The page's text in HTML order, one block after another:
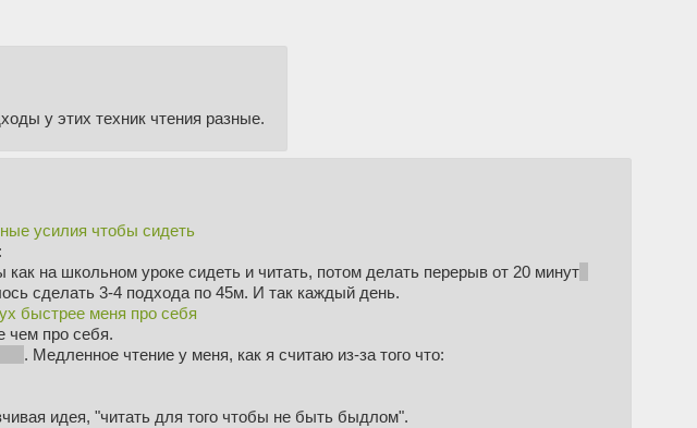
у этих техник чтения разные.
усилия чтобы сидеть
на школьном уроке сидеть и читать, потом делать перерыв от 20 минут
сделать 3-4 подхода по 45м. И так каждый день.
быстрее меня про себя
чем про себя.
. Медленное чтение у меня, как я считаю из-за того что:
идея, "читать для того чтобы не быть быдлом".